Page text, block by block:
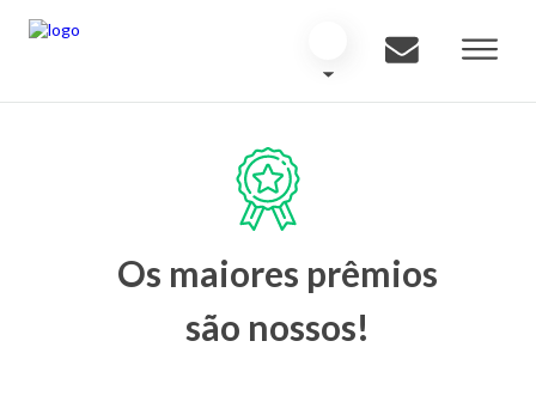
Os maiores prêmios
são nossos!